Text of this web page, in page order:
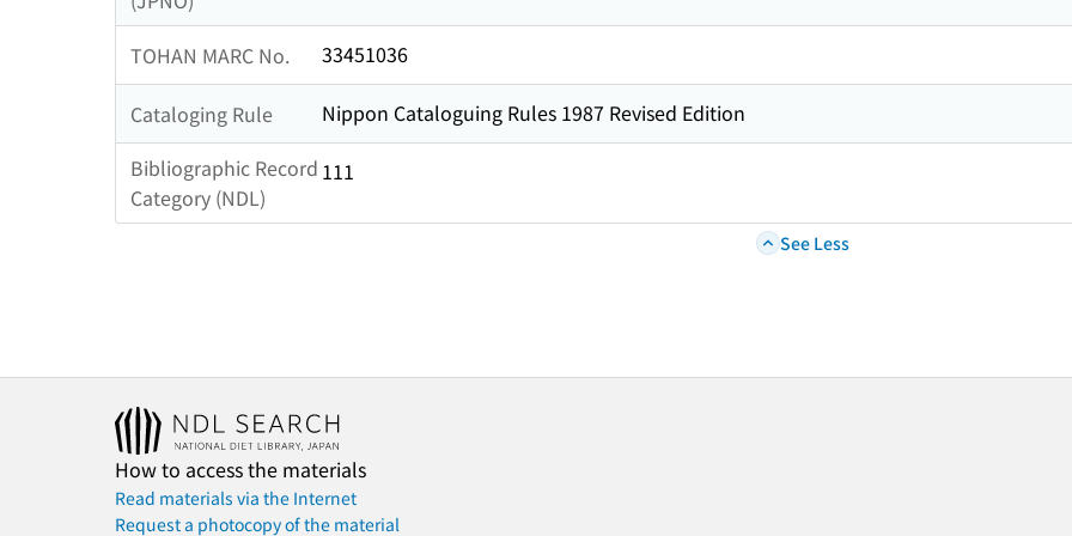
TOHAN MARC No. 33451036
Cataloging Rule
Nippon Cataloguing Rules 1987 Revised Edition
Bibliographic Record
Category (NDL)
111
See Less
How to access the materials
Read materials via the Internet
Request a photocopy of the material